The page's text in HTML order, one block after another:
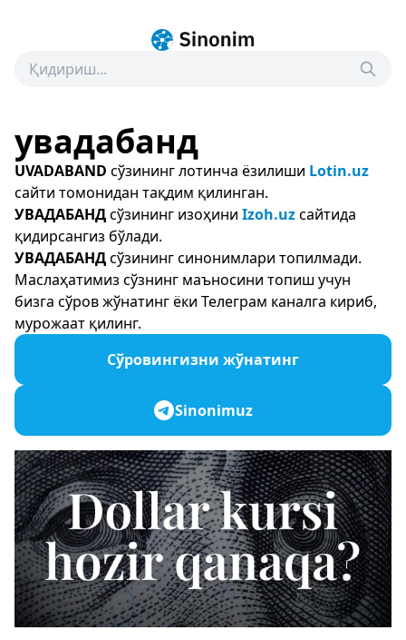
увадабанд
UVADABAND сўзининг лотинча ёзилиши Lotin.uz
сайти томонидан тақдим қилинган.
УВАДАБАНДсўзининг изоҳини Izoh.uzсайтида
қидирсангиз бўлади.
УВАДАБАНДсўзининг синонимлари топилмади.
Маслаҳатимиз сўзнинг маъносини топиш учун
бизга сўров жўнатинг ёки Телеграм каналга кириб,
мурожаат қилинг.
Сўровингизни жўнатинг
Sinonimuz